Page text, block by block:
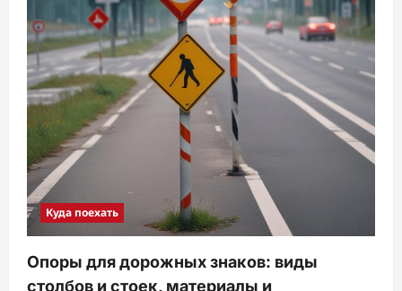
Куда поехать
Опоры для дорожных знаков: виды
столбов и стоек, материалы и